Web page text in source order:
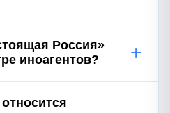
Россия»
иноагентов?
+